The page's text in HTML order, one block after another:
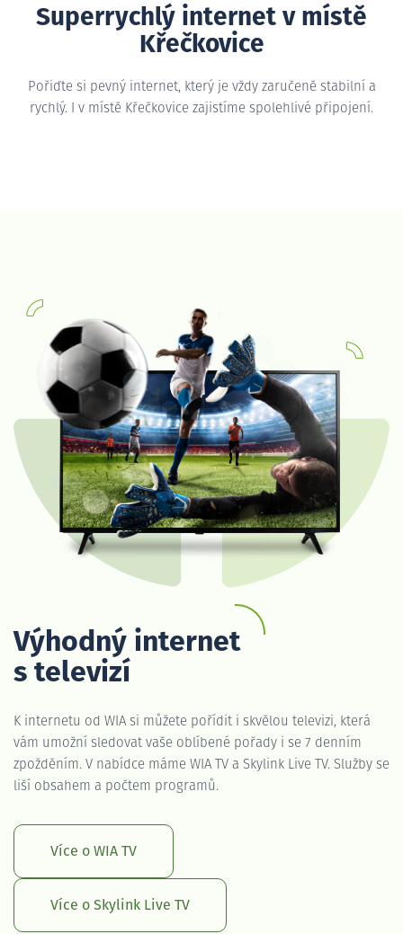
Superrychlý internet v místě
Křečkovice
Pořiďte si pevný internet, který je vždy zaručeně stabilní a
rychlý. I v místě Křečkovice zajistíme spolehlivé připojení.
Výhodný internet
s televizí
K internetu od WIA si můžete pořídit i skvělou televizi, která
vám umožní sledovat vaše oblíbené pořady i se 7 denním
zpožděním. V nabídce máme WIA TV a Skylink Live TV. Služby se
liší obsahem a počtem programů.
Více o WIA TV
Více o Skylink Live TV